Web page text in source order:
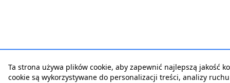
Ta strona używa plików cookie, aby zapewnić najlepszą jakość
cookie są wykorzystywane do personalizacji treści, analizy